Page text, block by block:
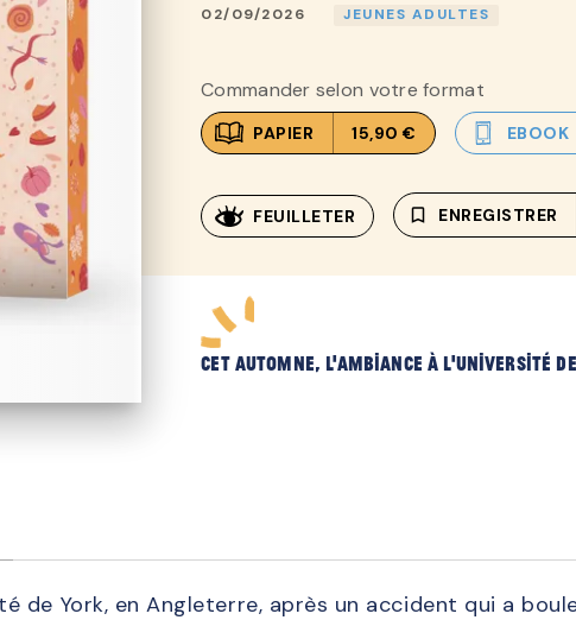
02/09/2026 JEUNES ADULTES
Commander selon votre format
PAPIER 15,90 € EBOOK
FEUILLETER bookmark_border ENREGISTRER
Cet automne, l’ambiance à l’université
de York, en Angleterre, après un accident qui a